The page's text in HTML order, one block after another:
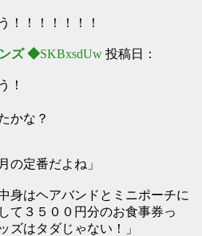
！！！！！！！
ズ ◆SKBxsdUw 投稿日：
！
かな？
の定番だよね」
身はヘアバンドとミニポーチに
て３５００円分のお食事券っ
ズはタダじゃない！」